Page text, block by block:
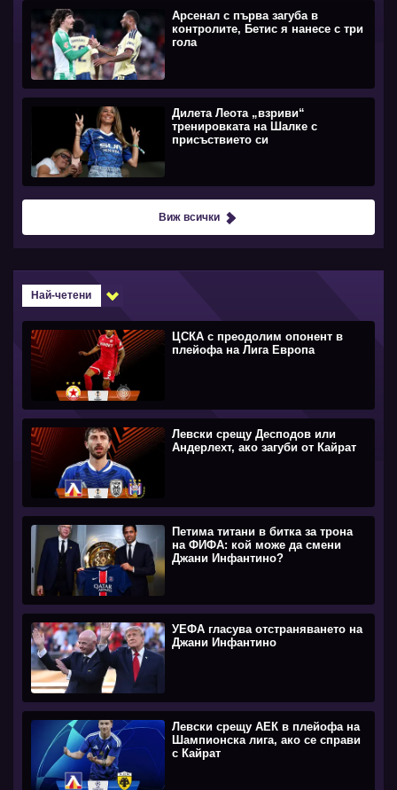
Арсенал с първа загуба в
контролите, Бетис я нанесе с три
гола
Дилета Леота „взриви“
тренировката на Шалке с
присъствието си
Виж всички
Най-четени
ЦСКА с преодолим опонент в
плейофа на Лига Европа
Левски срещу Десподов или
Андерлехт, ако загуби от Кайрат
Петима титани в битка за трона
на ФИФА: кой може да смени
Джани Инфантино?
УЕФА гласува отстраняването на
Джани Инфантино
Левски срещу АЕК в плейофа на
Шампионска лига, ако се справи
с Кайрат